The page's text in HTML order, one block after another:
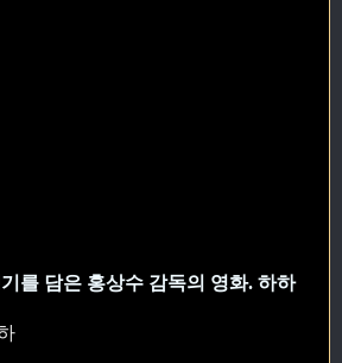
를 담은 홍상수 감독의 영화. 하하